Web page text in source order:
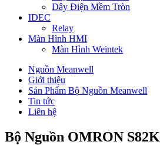
Dây Điện Mềm Tròn
IDEC
Relay
Màn Hình HMI
Màn Hình Weintek
Nguồn Meanwell
Giới thiệu
Sản Phẩm Bộ Nguồn Meanwell
Tin tức
Liên hệ
Bộ Nguồn OMRON S82K